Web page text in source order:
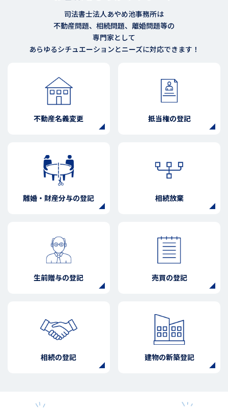
司法書士法人あやめ池事務所は
不動産問題、相続問題、離婚問題等の
専門家として
あらゆるシチュエーションとニーズに対応できます！
不動産名義変更 抵当権の登記
離婚・財産分与の登記 相続放棄
生前贈与の登記 売買の登記
相続の登記 建物の新築登記